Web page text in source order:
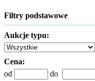
Filtry podstawowe
Aukcje typu:
Cena:
od
do